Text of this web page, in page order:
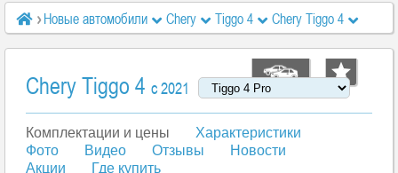
Новые автомобили Chery Tiggo 4
Chery Tiggo 4
Комплектации и цены Travel 1.5 AT (147 л.с.)
Chery Tiggo 4 c 2021
Комплектации и цены
Характеристики
Фото
Видео Отзывы
Новости
Акции
Где купить